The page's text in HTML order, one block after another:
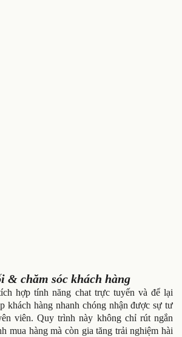
& chăm sóc khách hàng
hợp tính năng chat trực tuyến và để lại
khách hàng nhanh chóng nhận được sự tư
viên. Quy trình này không chỉ rút ngắn
mua hàng mà còn gia tăng trải nghiệm hài